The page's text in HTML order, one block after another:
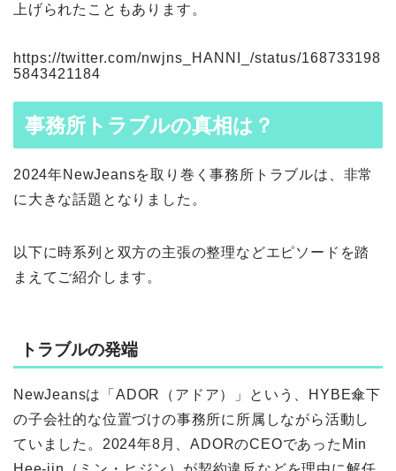
上げられたこともあります。
https://twitter.com/nwjns_HANNI_/status/168733198
5843421184
事務所トラブルの真相は？
2024年NewJeansを取り巻く事務所トラブルは、非常
に大きな話題となりました。
以下に時系列と双方の主張の整理などエピソードを踏
まえてご紹介します。
トラブルの発端
NewJeansは「ADOR（アドア）」という、HYBE傘下
の子会社的な位置づけの事務所に所属しながら活動し
ていました。2024年8月、ADORのCEOであったMin